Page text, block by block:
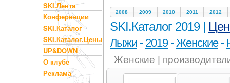
SKI.Лента
Конференции
SKI.Каталог
SKI.Каталог.Цены
UP&DOWN
О клубе
Реклама
2008 2009 2010 2011 2012
SKI.Каталог 2019 |
Лыжи - 2019-Женские-
Женские |